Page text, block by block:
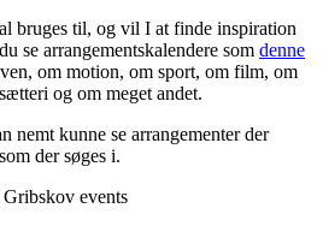
bruges til, og vil I at finde inspiration
se arrangementskalendere som denne
om motion, om sport, om film, om
og om meget andet.
nemt kunne se arrangementer der
der søges i.
events